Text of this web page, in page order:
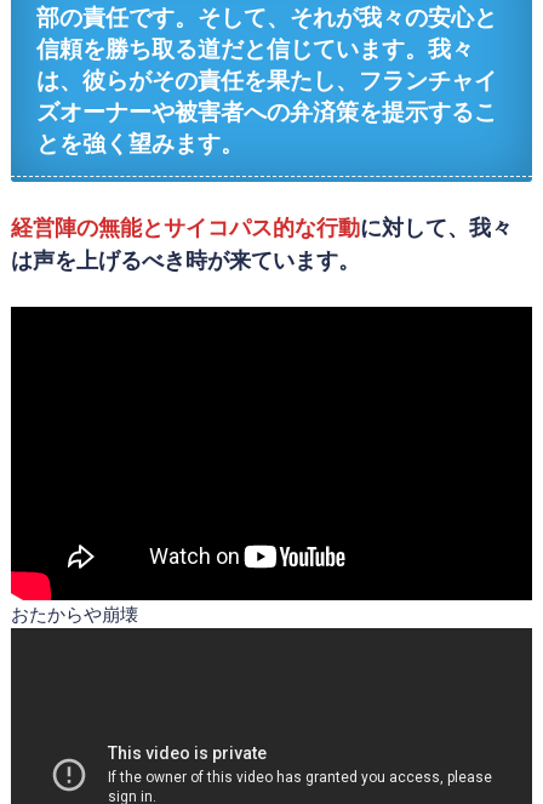
部の責任です。そして、それが我々の安心と
信頼を勝ち取る道だと信じています。我々
は、彼らがその責任を果たし、フランチャイ
ズオーナーや被害者への弁済策を提示するこ
とを強く望みます。
経営陣の無能とサイコパス的な行動に対して、我々
は声を上げるべき時が来ています。
おたからや崩壊